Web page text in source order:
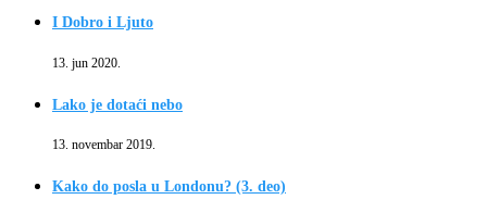
I Dobro i Ljuto
13. jun 2020.
Lako je dotaći nebo
13. novembar 2019.
Kako do posla u Londonu? (3. deo)